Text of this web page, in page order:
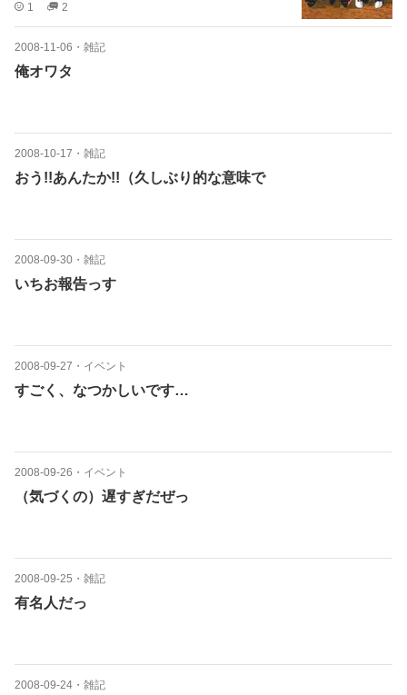
1 2
2008-11-06 ・ 雑記
俺オワタ
2008-10-17 ・ 雑記
おう!!あんたか!!（久しぶり的な意味で
2008-09-30 ・ 雑記
いちお報告っす
2008-09-27 ・ イベント
すごく、なつかしいです…
2008-09-26 ・ イベント
（気づくの）遅すぎだぜっ
2008-09-25 ・ 雑記
有名人だっ
2008-09-24 ・ 雑記